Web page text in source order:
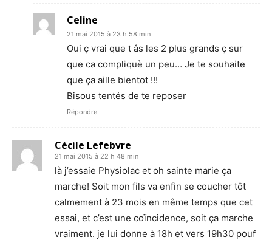
Celine
21 mai 2015 à 23 h 58 min
Oui ç vrai que t âs les 2 plus grands ç sur
que ca compliquè un peu… Je te souhaite
que ça aille bientot !!!
Bisous tentés de te reposer
Répondre
Cécile Lefebvre
21 mai 2015 à 22 h 48 min
là j’essaie Physiolac et oh sainte marie ça
marche! Soit mon fils va enfin se coucher tôt
calmement à 23 mois en même temps que cet
essai, et c’est une coïncidence, soit ça marche
vraiment. je lui donne à 18h et vers 19h30 pouf